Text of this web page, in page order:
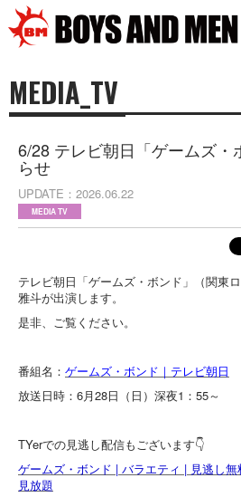
MEDIA_TV
6/28 テレビ朝日「ゲームズ・
らせ
UPDATE 2026.06.22
MEDIA TV
テレビ朝日「ゲームズ・ボンド」（関東
雅斗が出演します。
是非、ご覧ください。
番組名： ゲームズ・ボンド｜テレビ朝日
放送日時：6月28日（日）深夜1：55～
TYerでの見逃し配信もございます👇
ゲームズ・ボンド | バラエティ | 見逃し
見放題